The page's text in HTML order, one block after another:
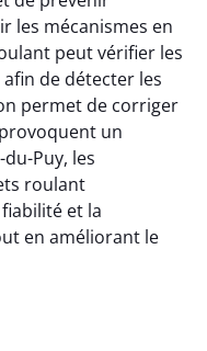
les mécanismes en
peut vérifier les
de détecter les
permet de corriger
un
Puy, les
roulant
et la
en améliorant le